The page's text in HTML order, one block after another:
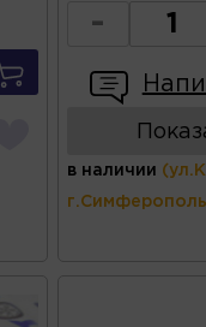
-
в наличии